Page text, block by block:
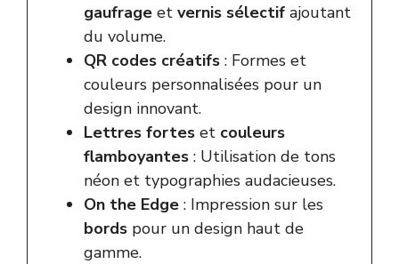
gaufrage et vernis sélectif ajoutant
du volume.
QR codes créatifs : Formes et
couleurs personnalisées pour un
design innovant.
Lettres fortes et couleurs
flamboyantes : Utilisation de tons
néon et typographies audacieuses.
On the Edge : Impression sur les
bords pour un design haut de
gamme.